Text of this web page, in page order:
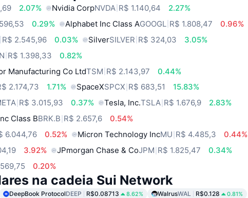
2.07% Nvidia CorpNVDA R$ 1.140,64
2.27%
0.29% Alphabet Inc Class AGOOGL R$ 1.808,47
0.96%
R$ 2.545,96 0.03% SilverSILVER R$ 324,03
3.05%
R$ 1.398,33
0.82%
Manufacturing Co LtdTSM R$ 2.143,97
0.44%
2.174,73 1.71% SpaceXSPCX R$ 683,51
15.83%
R$ 3.015,93 0.37% Tesla, Inc.TSLA R$ 1.676,9
2.83%
Class BBRK.B R$ 2.657,6
0.54%
6.044,76 0.52% Micron Technology IncMU R$ 4.485,3
0.44%
3.92% JPmorgan Chase & CoJPM R$ 1.825,47
0.34%
0.20%
na cadeia Sui Network
DeepBook ProtocolDEEP R$0.08713 8.62% WalrusWAL R$0.128 0.81%